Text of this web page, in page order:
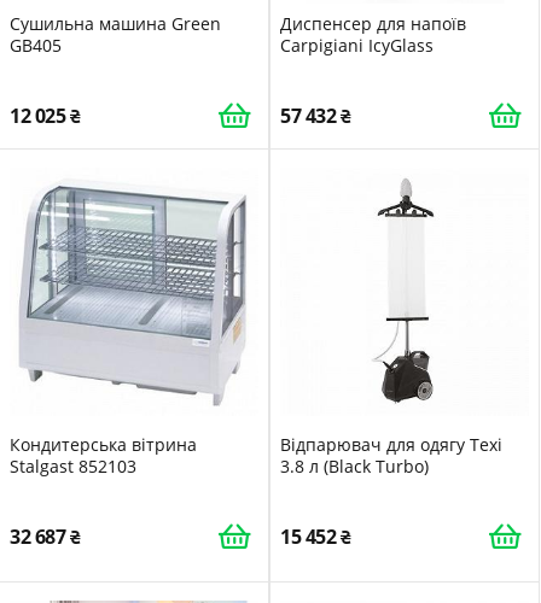
Сушильна машина Green
GB405
12 025
Диспенсер для напоїв
Carpigiani IcyGlass
57 432
Кондитерська вітрина
Stalgast 852103
32 687
Відпарювач для одягу Texi
3.8 л (Black Turbo)
15 452